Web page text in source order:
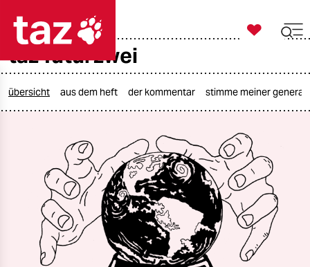
taz zahl ich
gesellschaft
kultur

taz zahl ich
taz futurzwei
übersicht aus dem heft der kommentar stimme meiner